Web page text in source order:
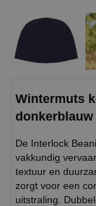
Wintermuts
De Interlock
vakkundig
textuur en
zorgt voor een
uitstraling.